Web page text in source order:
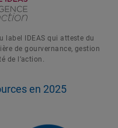
label IDEAS qui atteste du
de gourvernance, gestion
de l’action.
en 2025